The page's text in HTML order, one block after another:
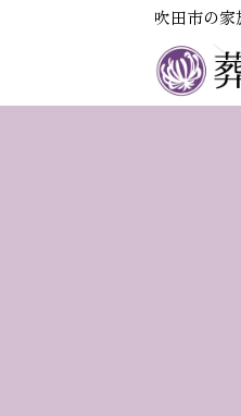
吹田市の